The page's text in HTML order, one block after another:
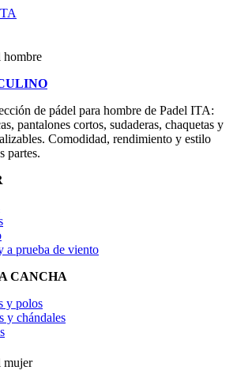
de pádel para hombre de Padel ITA:
pantalones cortos, sudaderas, chaquetas y
Comodidad, rendimiento y estilo
partes.
a prueba de viento
CANCHA
y polos
y chándales